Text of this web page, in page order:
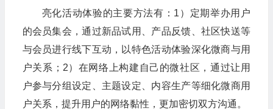
亮化活动体验的主要方法有：1）定期举办用户
的会员集会，通过新品试用、产品反馈、社区快送等
与会员进行线下互动，以特色活动体验深化微商与用
户关系；2）在网络上构建自己的微社区，通过让用
户参与分组设定、主题设定、内容生产等细化微商用
户关系，提升用户的网络黏性，更加密切双方沟通。